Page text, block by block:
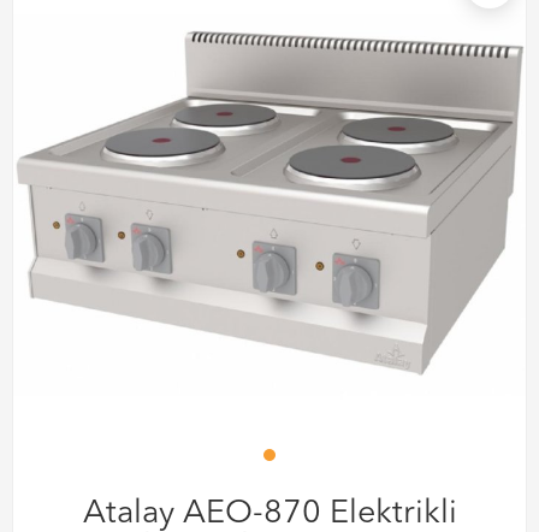
Atalay AEO-870 Elektrikli